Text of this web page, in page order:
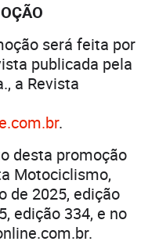
será feita por
publicada pela
a Revista
.
desta promoção
Motociclismo,
de 2025, edição
edição 334, e no